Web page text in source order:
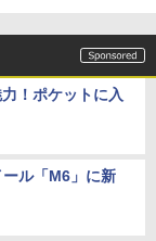
！ポケットに入
ル「M6」に新